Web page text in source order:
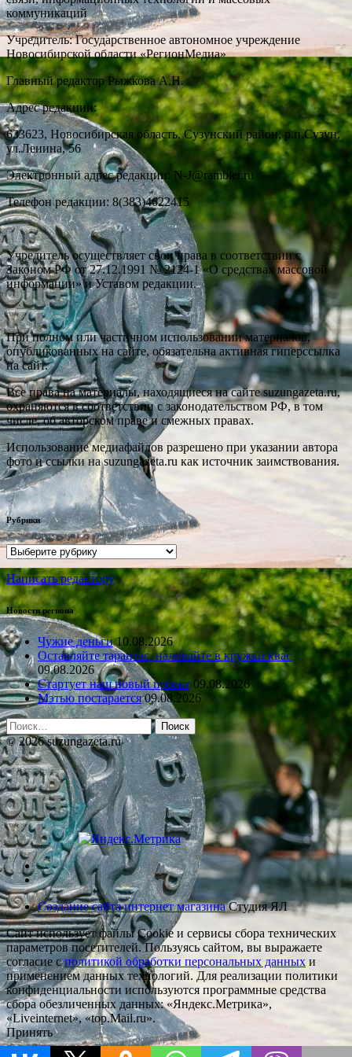
коммуникаций
Учредитель: Государственное автономное учреждение
Новосибирской области «РегионМедиа»
Главный редактор Рыжкова А.Н.
Адрес редакции:
633623, Новосибирская область, Сузунский район, р.п.Сузун,
ул.Ленина, 56
Электронный адрес редакции: N-J@rambler.ru
Телефон редакции: 8(383)4622415
Учредитель осуществляет свои права в соответствии с
Законом РФ от 27.12.1991 № 2124-1 «О средствах массовой
информации» и Уставом редакции.
При полном или частичном использовании материалов,
опубликованных на сайте, обязательна активная гиперссылка
на сайт.
Все права на материалы, находящиеся на сайте suzungazeta.ru,
охраняются в соответствии с законодательством РФ, в том
числе, об авторском праве и смежных правах.
Использование медиафайлов разрешено при указании автора
фото и ссылки на suzungazeta.ru как источник заимствования.
Рубрики
Рубрики
Написать редактору
Новости региона
Чужие деньги 10.08.2026
Оставляйте тарантас, наливайте в кружки квас
09.08.2026
Стартует наш новый проект 09.08.2026
Мэтью постарается 09.08.2026
Найти:
© 2026 suzungazeta.ru
Создание сайта интернет магазинаСтудия ЯЛ
Сайт использует файлы Cookie и сервисы сбора технических
параметров посетителей. Пользуясь сайтом, вы выражаете
согласие сполитикой обработки персональных данных и
применением данных технологий. Для реализации политики
конфиденциальности используются программные средства
сбора обезличенных данных: «Яндекс.Метрика»,
«Liveinternet», «top.Mail.ru».
Принять